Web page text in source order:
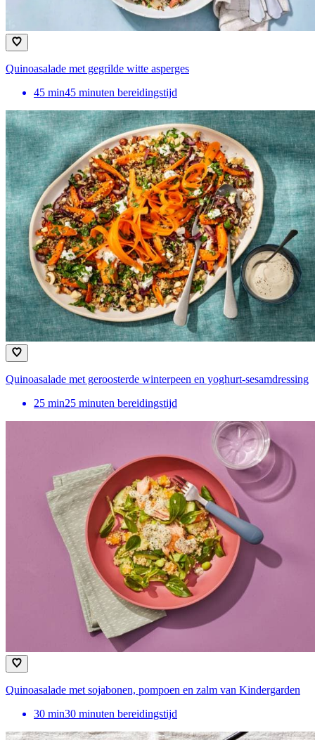
Quinoasalade met gegrilde witte asperges
45 min45 minuten bereidingstijd
Quinoasalade met geroosterde winterpeen en yoghurt-sesamdressing
25 min25 minuten bereidingstijd
Quinoasalade met sojabonen, pompoen en zalm van Kindergarden
30 min30 minuten bereidingstijd